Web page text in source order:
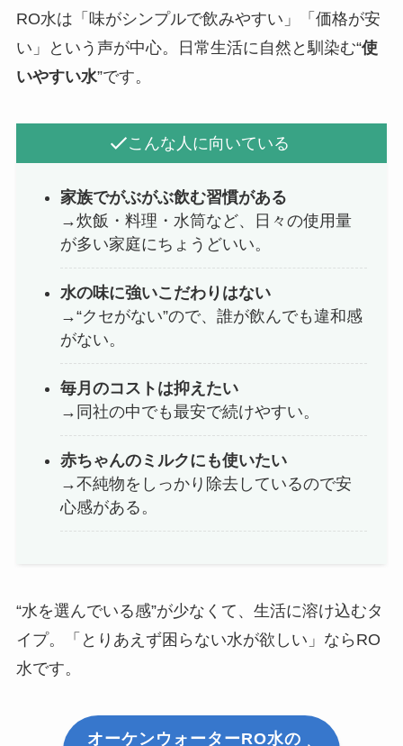
RO水は「味がシンプルで飲みやすい」「価格が安
い」という声が中心。日常生活に自然と馴染む“使
いやすい水”です。
こんな人に向いている
家族でがぶがぶ飲む習慣がある
→炊飯・料理・水筒など、日々の使用量
が多い家庭にちょうどいい。
水の味に強いこだわりはない
→“クセがない”ので、誰が飲んでも違和感
がない。
毎月のコストは抑えたい
→同社の中でも最安で続けやすい。
赤ちゃんのミルクにも使いたい
→不純物をしっかり除去しているので安
心感がある。
“水を選んでいる感”が少なくて、生活に溶け込むタ
イプ。「とりあえず困らない水が欲しい」ならRO
水です。
オーケンウォーターRO水の